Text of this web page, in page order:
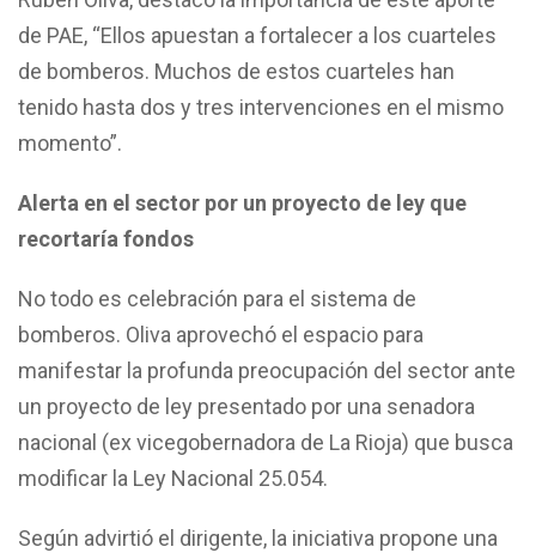
de PAE, “Ellos apuestan a fortalecer a los cuarteles
de bomberos. Muchos de estos cuarteles han
tenido hasta dos y tres intervenciones en el mismo
momento”.
Alerta en el sector por un proyecto de ley que
recortaría fondos
No todo es celebración para el sistema de
bomberos. Oliva aprovechó el espacio para
manifestar la profunda preocupación del sector ante
un proyecto de ley presentado por una senadora
nacional (ex vicegobernadora de La Rioja) que busca
modificar la Ley Nacional 25.054.
Según advirtió el dirigente, la iniciativa propone una